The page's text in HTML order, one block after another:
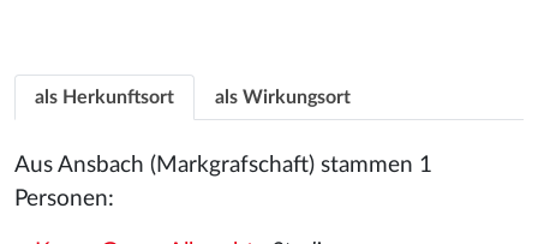
als Herkunftsort als Wirkungsort
Aus Ansbach (Markgrafschaft) stammen 1
Personen: